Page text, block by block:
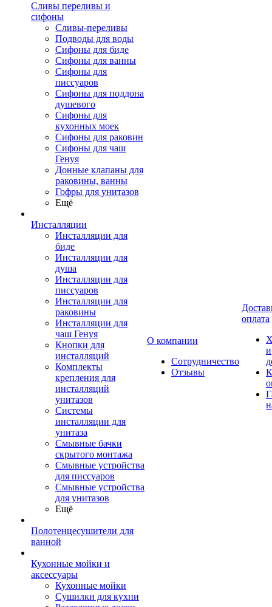
Сливы переливы и
сифоны
Сливы-переливы
Подводы для воды
Сифоны для биде
Сифоны для ванны
Сифоны для
писсуаров
Сифоны для поддона
душевого
Сифоны для
кухонных моек
Сифоны для раковин
Сифоны для чаш
Генуя
Донные клапаны для
раковины, ванны
Гофры для унитазов
Ещё
Инсталляции
Инсталляции для
биде
Инсталляции для
душа
Инсталляции для
писсуаров
Инсталляции для
раковины
Инсталляции для
чаш Генуя
Кнопки для
инсталляций
Комплекты
крепления для
инсталляций
унитазов
Системы
инсталляции для
унитаза
Смывные бачки
скрытого монтажа
Смывные устройства
для писсуаров
Смывные устройства
для унитазов
Ещё
Полотенцесушители для
ванной
Кухонные мойки и
аксессуары
Кухонные мойки
Сушилки для кухни
О компании
Сотрудничество
Отзывы
оплата
и